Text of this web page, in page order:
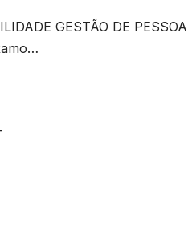
GESTÃO DE